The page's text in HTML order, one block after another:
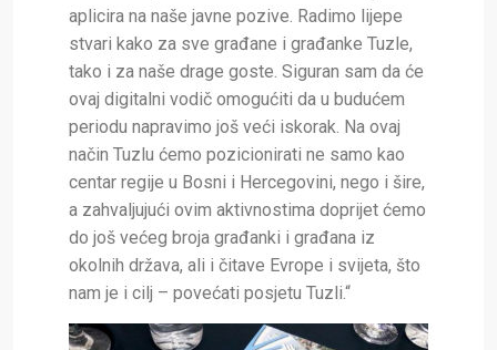
aplicira na naše javne pozive. Radimo lijepe
stvari kako za sve građane i građanke Tuzle,
tako i za naše drage goste. Siguran sam da će
ovaj digitalni vodič omogućiti da u budućem
periodu napravimo još veći iskorak. Na ovaj
način Tuzlu ćemo pozicionirati ne samo kao
centar regije u Bosni i Hercegovini, nego i šire,
a zahvaljujući ovim aktivnostima doprijet ćemo
do još većeg broja građanki i građana iz
okolnih država, ali i čitave Evrope i svijeta, što
nam je i cilj – povećati posjetu Tuzli.“